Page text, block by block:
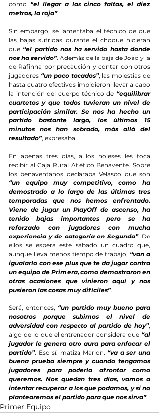
como “el llegar a las cinco faltas, el diez
metros, la roja”.
Sin embargo, se lamentaba el técnico de que
las bajas sufridas durante el choque hicieran
que “el partido nos ha servido hasta donde
nos ha servido”. Además de la baja de Joao y la
de Rafinha por precaución y contar con otros
jugadores “un poco tocados”, las molestias de
hasta cuatro efectivos impidieron llevar a cabo
la intención del cuerpo técnico de “equilibrar
cuartetos y que todos tuvieran un nivel de
participación similar. Se nos ha hecho un
partido bastante largo, los últimos 15
minutos nos han sobrado, más allá del
resultado”, expresaba.
En apenas tres días, a los noieses les toca
recibir al Caja Rural Atlético Benavente. Sobre
“un equipo muy competitivo, como ha
demostrado a lo largo de las últimas tres
temporadas que nos hemos enfrentado.
Viene de jugar un PlayOff de ascenso, ha
tenido bajas importantes pero se ha
reforzado con jugadores con mucha
experiencia y de categoría en Segunda”. De
ellos se espera este sábado un cuadro que,
aunque lleva menos tiempo de trabajo, “van a
igualarlo con ese plus que te da jugar contra
un equipo de Primera, como demostraron en
otras ocasiones que vinieron aquí y nos
pusieron las cosas muy difíciles”.
Será, entonces, “un partido muy bueno para
nosotros porque subimos el nivel de
adversidad con respecto al partido de hoy”,
algo de lo que el entrenador considera que “al
jugador le genera otro aura para enfocar el
partido”. Eso sí, matiza Marlon, “va a ser una
buena prueba siempre y cuando tengamos
jugadores para poderla afrontar como
queremos. Nos quedan tres días, vamos a
intentar recuperar a los que podamos, y si no
plantearemos el partido para que nos sirva”.
Primer Equipo